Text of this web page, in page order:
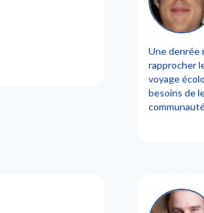
Une denrée
rapprocher
voyage
besoins de